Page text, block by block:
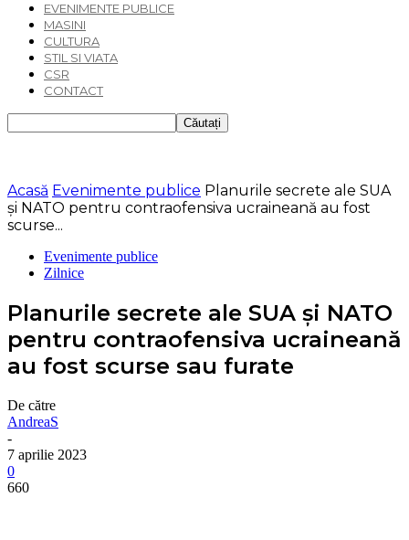
EVENIMENTE PUBLICE
MASINI
CULTURA
STIL SI VIATA
CSR
CONTACT
Acasă Evenimente publice Planurile secrete ale SUA
și NATO pentru contraofensiva ucraineană au fost
scurse...
Evenimente publice
Zilnice
Planurile secrete ale SUA și NATO
pentru contraofensiva ucraineană
au fost scurse sau furate
De către
AndreaS
-
7 aprilie 2023
0
660